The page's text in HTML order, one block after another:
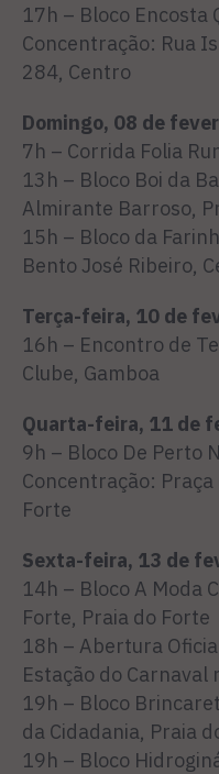
17h – Bloco Encosta
Concentração: Rua
284, Centro
Domingo, 08 de
7h – Corrida Folia
13h – Bloco Boi da
Almirante Barroso,
15h – Bloco da
Bento José Ribeiro,
Terça-feira, 10 de
16h – Encontro de
Clube, Gamboa
Quarta-feira, 11 de
9h – Bloco De Perto
Concentração:
Forte
Sexta-feira, 13 de
14h – Bloco A Moda
Forte, Praia do Forte
18h – Abertura
Estação do Carnaval
19h – Bloco
da Cidadania, Praia
19h – Bloco